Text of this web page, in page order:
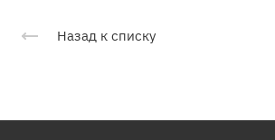
Назад к списку